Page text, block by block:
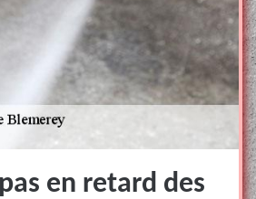
en retard des